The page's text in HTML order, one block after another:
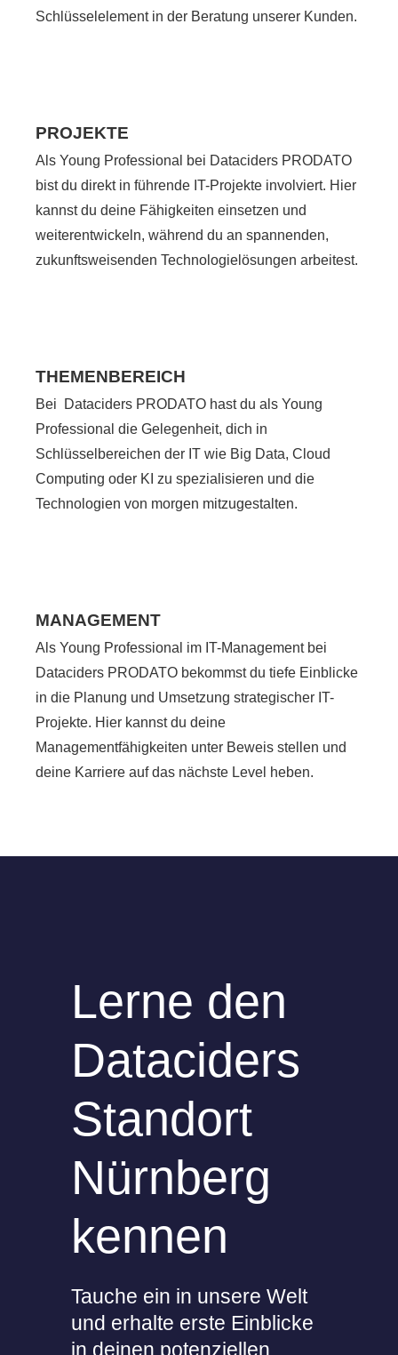
Schlüsselelement in der Beratung unserer Kunden.
PROJEKTE
Als Young Professional bei Dataciders PRODATO
bist du direkt in führende IT-Projekte involviert. Hier
kannst du deine Fähigkeiten einsetzen und
weiterentwickeln, während du an spannenden,
zukunftsweisenden Technologielösungen arbeitest.
THEMENBEREICH
Bei Dataciders PRODATO hast du als Young
Professional die Gelegenheit, dich in
Schlüsselbereichen der IT wie Big Data, Cloud
Computing oder KI zu spezialisieren und die
Technologien von morgen mitzugestalten.
MANAGEMENT
Als Young Professional im IT-Management bei
Dataciders PRODATO bekommst du tiefe Einblicke
in die Planung und Umsetzung strategischer IT-
Projekte. Hier kannst du deine
Managementfähigkeiten unter Beweis stellen und
deine Karriere auf das nächste Level heben.
Lerne den
Dataciders
Standort
Nürnberg
kennen
Tauche ein in unsere Welt
und erhalte erste Einblicke
in deinen potenziellen